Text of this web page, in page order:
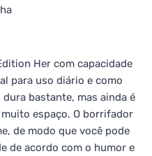
Her com capacidade
para uso diário e como
bastante, mas ainda é
espaço. O borrifador
de modo que você pode
de acordo com o humor e